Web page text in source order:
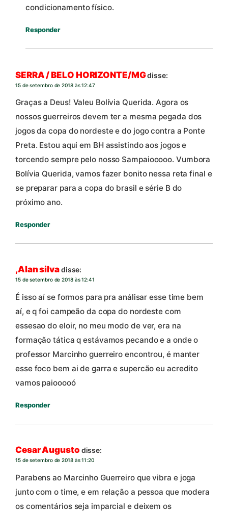
condicionamento físico.
Responder
SERRA / BELO HORIZONTE/MGdisse:
15 de setembro de 2018 às 12:47
Graças a Deus! Valeu Bolívia Querida. Agora os
nossos guerreiros devem ter a mesma pegada dos
jogos da copa do nordeste e do jogo contra a Ponte
Preta. Estou aqui em BH assistindo aos jogos e
torcendo sempre pelo nosso Sampaiooooo. Vumbora
Bolívia Querida, vamos fazer bonito nessa reta final e
se preparar para a copa do brasil e série B do
próximo ano.
Responder
,Alan silvadisse:
15 de setembro de 2018 às 12:41
É isso aí se formos para pra análisar esse time bem
aí, e q foi campeão da copa do nordeste com
essesao do eloir, no meu modo de ver, era na
formação tática q estávamos pecando e a onde o
professor Marcinho guerreiro encontrou, é manter
esse foco bem ai de garra e supercão eu acredito
vamos paiooooó
Responder
Cesar Augusto disse:
15 de setembro de 2018 às 11:20
Parabens ao Marcinho Guerreiro que vibra e joga
junto com o time, e em relação a pessoa que modera
os comentários seja imparcial e deixem os